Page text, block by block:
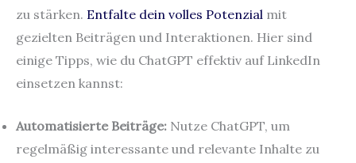
zu stärken. Entfalte dein volles Potenzial mit
gezielten Beiträgen und Interaktionen. Hier sind
einige Tipps, wie du ChatGPT effektiv auf LinkedIn
einsetzen kannst:
Automatisierte Beiträge: Nutze ChatGPT, um
regelmäßig interessante und relevante Inhalte zu